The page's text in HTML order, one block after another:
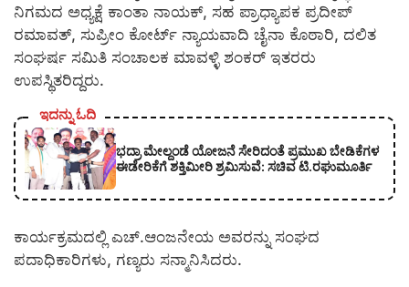
ನಿಗಮದ ಅಧ್ಯಕ್ಷೆ ಕಾಂತಾ ನಾಯಕ್, ಸಹ ಪ್ರಾಧ್ಯಾಪಕ ಪ್ರದೀಪ್
ರಮಾವತ್, ಸುಪ್ರೀಂ ಕೋರ್ಟ್ ನ್ಯಾಯವಾದಿ ಚೈನಾ ಕೊಠಾರಿ, ದಲಿತ
ಸಂಘರ್ಷ ಸಮಿತಿ ಸಂಚಾಲಕ ಮಾವಳ್ಳಿ ಶಂಕರ್ ಇತರರು
ಉಪಸ್ಥಿತರಿದ್ದರು.
ಇದನ್ನು ಓದಿ
ಭದ್ರಾ ಮೇಲ್ದಂಡೆ ಯೋಜನೆ ಸೇರಿದಂತೆ ಪ್ರಮುಖ ಬೇಡಿಕೆಗಳ
ಈಡೇರಿಕೆಗೆ ಶಕ್ತಿಮೀರಿ ಶ್ರಮಿಸುವೆ: ಸಚಿವ ಟಿ.ರಘುಮೂರ್ತಿ
ಕಾರ್ಯಕ್ರಮದಲ್ಲಿ ಎಚ್.ಆಂಜನೇಯ ಅವರನ್ನು ಸಂಘದ
ಪದಾಧಿಕಾರಿಗಳು, ಗಣ್ಯರು ಸನ್ಮಾನಿಸಿದರು.